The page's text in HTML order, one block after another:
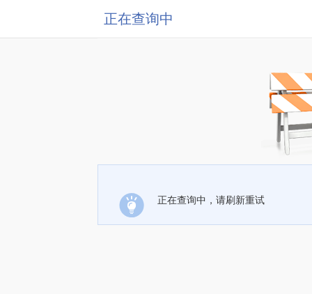
正在查询中
正在查询中，请刷新重试